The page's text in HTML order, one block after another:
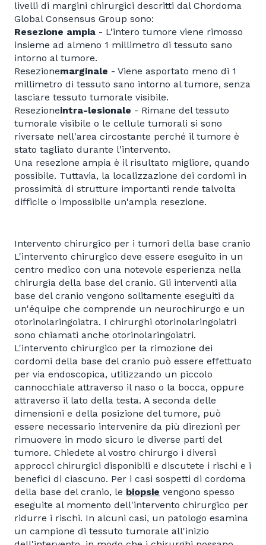
livelli di margini chirurgici descritti dal Chordoma
Global Consensus Group sono:
Resezione ampia - L'intero tumore viene rimosso
insieme ad almeno 1 millimetro di tessuto sano
intorno al tumore.
Resezionemarginale - Viene asportato meno di 1
millimetro di tessuto sano intorno al tumore, senza
lasciare tessuto tumorale visibile.
Resezioneintra-lesionale - Rimane del tessuto
tumorale visibile o le cellule tumorali si sono
riversate nell'area circostante perché il tumore è
stato tagliato durante l'intervento.
Una resezione ampia è il risultato migliore, quando
possibile. Tuttavia, la localizzazione dei cordomi in
prossimità di strutture importanti rende talvolta
difficile o impossibile un'ampia resezione.
Intervento chirurgico per i tumori della base cranio
L'intervento chirurgico deve essere eseguito in un
centro medico con una notevole esperienza nella
chirurgia della base del cranio. Gli interventi alla
base del cranio vengono solitamente eseguiti da
un'équipe che comprende un neurochirurgo e un
otorinolaringoiatra. I chirurghi otorinolaringoiatri
sono chiamati anche otorinolaringoiatri.
L'intervento chirurgico per la rimozione dei
cordomi della base del cranio può essere effettuato
per via endoscopica, utilizzando un piccolo
cannocchiale attraverso il naso o la bocca, oppure
attraverso il lato della testa. A seconda delle
dimensioni e della posizione del tumore, può
essere necessario intervenire da più direzioni per
rimuovere in modo sicuro le diverse parti del
tumore. Chiedete al vostro chirurgo i diversi
approcci chirurgici disponibili e discutete i rischi e i
benefici di ciascuno. Per i casi sospetti di cordoma
della base del cranio, le biopsie vengono spesso
eseguite al momento dell'intervento chirurgico per
ridurre i rischi. In alcuni casi, un patologo esamina
un campione di tessuto tumorale all'inizio